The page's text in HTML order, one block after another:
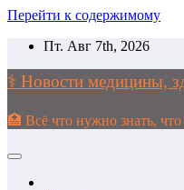
Перейти к содержимому
Пт. Авг 7th, 2026
⚕️ Новости медицины,
🏥 Всё что нужно знать,